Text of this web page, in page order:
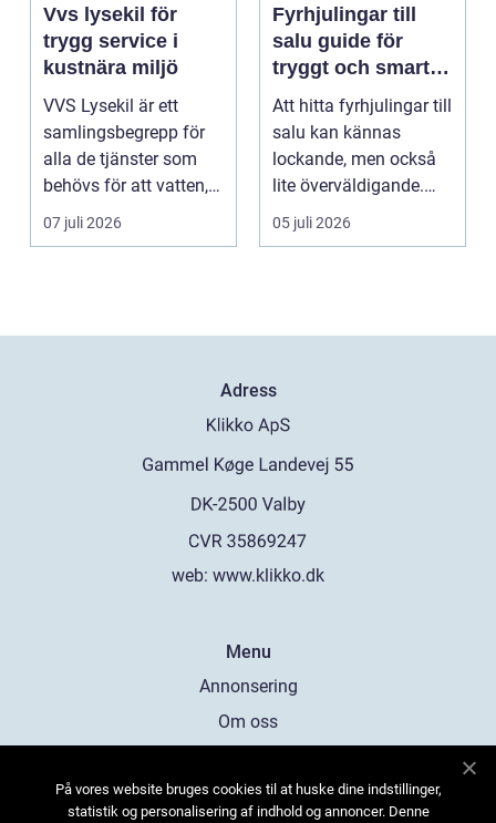
Vvs lysekil för
trygg service i
kustnära miljö
VVS Lysekil är ett
samlingsbegrepp för
alla de tjänster som
behövs för att vatten,
värme och avlopp ...
07 juli 2026
Fyrhjulingar till
salu guide för
tryggt och smart
köp
Att hitta fyrhjulingar till
salu kan kännas
lockande, men också
lite överväldigande.
Utbudet är stor...
05 juli 2026
Adress
web: www.klikko.dk
Menu
Annonsering
Om oss
Kontakta oss
På vores website bruges cookies til at huske dine indstillinger,
statistik og personalisering af indhold og annoncer. Denne